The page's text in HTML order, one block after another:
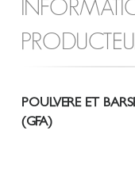
POULVERE ET
(GFA)